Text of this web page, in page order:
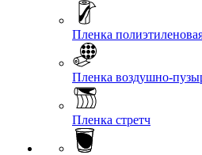
Пленка
Пленка воздушно-
Пленка стретч